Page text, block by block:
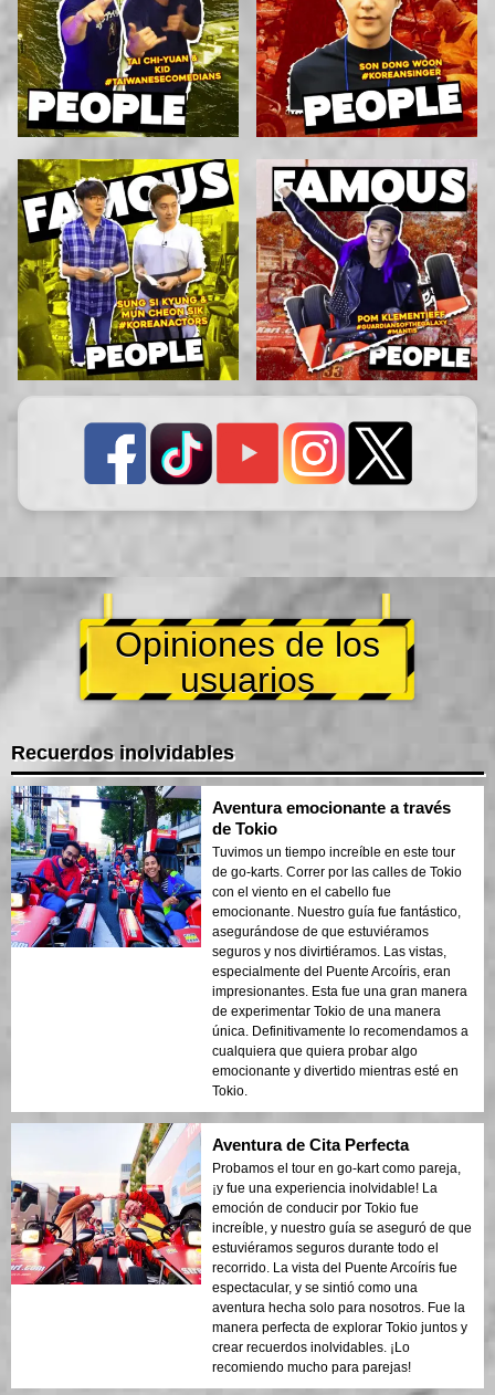
Opiniones de los
usuarios
Recuerdos inolvidables
Aventura emocionante a través
de Tokio
Tuvimos un tiempo increíble en este tour
de go-karts. Correr por las calles de Tokio
con el viento en el cabello fue
emocionante. Nuestro guía fue fantástico,
asegurándose de que estuviéramos
seguros y nos divirtiéramos. Las vistas,
especialmente del Puente Arcoíris, eran
impresionantes. Esta fue una gran manera
de experimentar Tokio de una manera
única. Definitivamente lo recomendamos a
cualquiera que quiera probar algo
emocionante y divertido mientras esté en
Tokio.
Aventura de Cita Perfecta
Probamos el tour en go-kart como pareja,
¡y fue una experiencia inolvidable! La
emoción de conducir por Tokio fue
increíble, y nuestro guía se aseguró de que
estuviéramos seguros durante todo el
recorrido. La vista del Puente Arcoíris fue
espectacular, y se sintió como una
aventura hecha solo para nosotros. Fue la
manera perfecta de explorar Tokio juntos y
crear recuerdos inolvidables. ¡Lo
recomiendo mucho para parejas!